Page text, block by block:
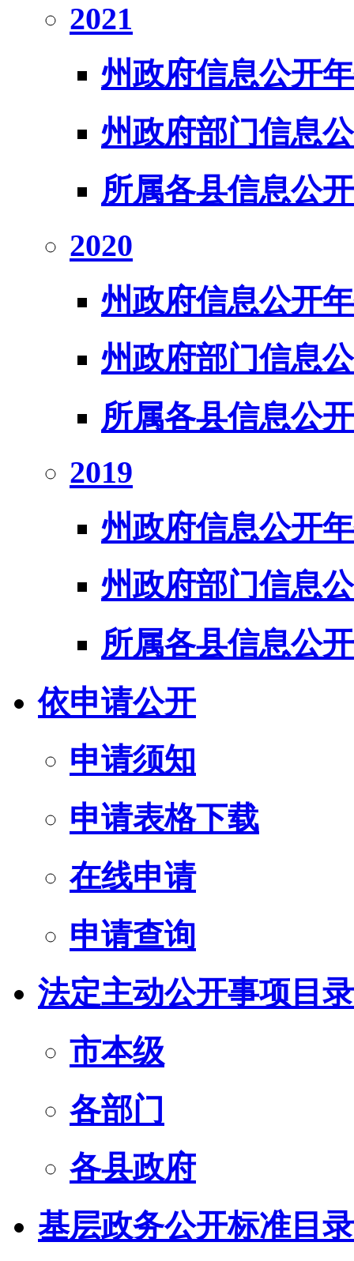
2021
州政府信息公开
州政府部门信息
所属各县信息公
2020
州政府信息公开
州政府部门信息
所属各县信息公
2019
州政府信息公开
州政府部门信息
所属各县信息公
依申请公开
申请须知
申请表格下载
在线申请
申请查询
法定主动公开事项目录
市本级
各部门
各县政府
基层政务公开标准目录